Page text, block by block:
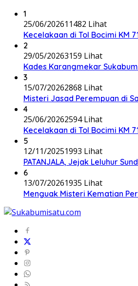
1
25/06/202611482 Lihat
Kecelakaan di Tol Bocimi KM
2
29/05/20263159 Lihat
Kades Karangmekar
3
15/07/20262868 Lihat
Misteri Jasad Perempuan di
4
25/06/20262594 Lihat
Kecelakaan di Tol Bocimi KM
5
12/11/20251993 Lihat
PATANJALA, Jejak Leluhur
6
13/07/20261935 Lihat
Menguak Misteri Kematian